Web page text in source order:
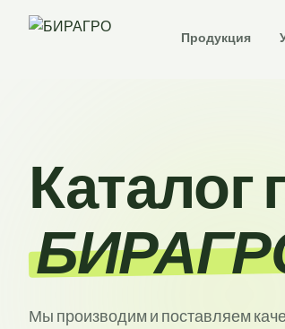
Продукция
Каталог
Мы производим и поставляем